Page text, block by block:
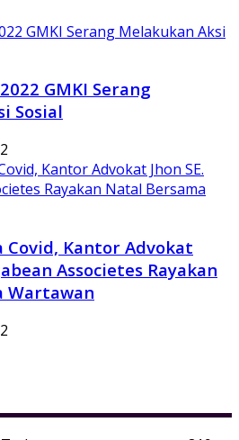
GMKI Serang
Sosial
Covid, Kantor Advokat
Associetes Rayakan
Wartawan